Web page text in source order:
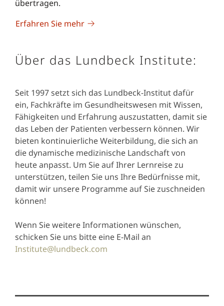
übertragen.
Erfahren Sie mehr
Über das Lundbeck Institute:
Seit 1997 setzt sich das Lundbeck-Institut dafür
ein, Fachkräfte im Gesundheitswesen mit Wissen,
Fähigkeiten und Erfahrung auszustatten, damit sie
das Leben der Patienten verbessern können. Wir
bieten kontinuierliche Weiterbildung, die sich an
die dynamische medizinische Landschaft von
heute anpasst. Um Sie auf Ihrer Lernreise zu
unterstützen, teilen Sie uns Ihre Bedürfnisse mit,
damit wir unsere Programme auf Sie zuschneiden
können!
Wenn Sie weitere Informationen wünschen,
schicken Sie uns bitte eine E-Mail an
Institute@lundbeck.com